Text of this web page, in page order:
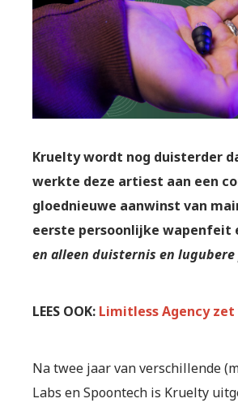
Kruelty wordt nog duisterder
werkte deze artiest aan een
gloednieuwe aanwinst van
eerste persoonlijke wapenfeit
en alleen duisternis en
LEES OOK: Limitless Agency
Na twee jaar van verschillende
Labs en Spoontech is Kruelty